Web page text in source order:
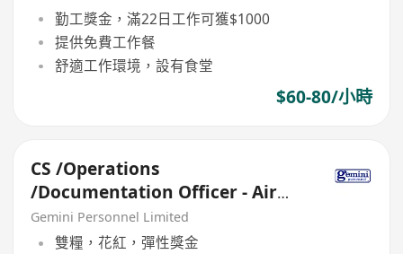
勤工獎金，滿22日工作可獲$1000
提供免費工作餐
舒適工作環境，設有食堂
$60-80/小時
CS /Operations
/Documentation Officer - Air
Freight (28K, 5-day, Shift,
Airport)
Gemini Personnel Limited
雙糧，花紅，彈性獎金